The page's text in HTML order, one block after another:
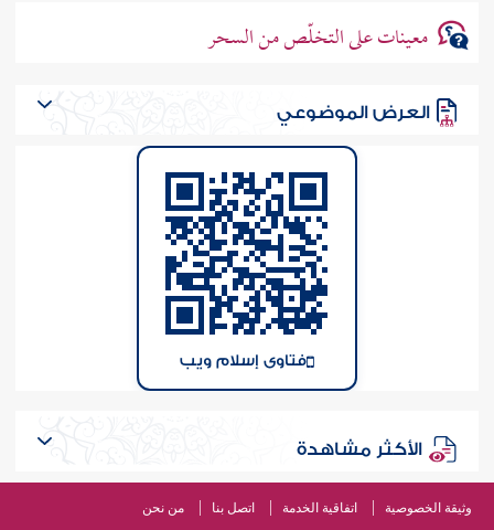
معينات على التخلّص من السحر
العرض الموضوعي
فتاوى إسلام ويب
الأكثر مشاهدة
وثيقة الخصوصية اتفاقية الخدمة اتصل بنا من نحن